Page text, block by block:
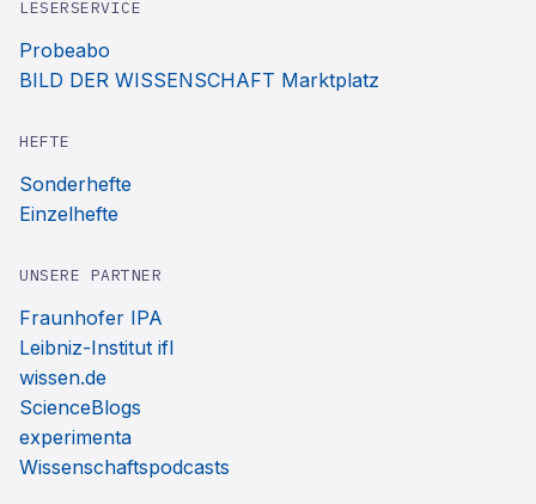
LESERSERVICE
Probeabo
BILD DER WISSENSCHAFT Marktplatz
HEFTE
Sonderhefte
Einzelhefte
UNSERE PARTNER
Fraunhofer IPA
Leibniz-Institut ifl
wissen.de
ScienceBlogs
experimenta
Wissenschaftspodcasts